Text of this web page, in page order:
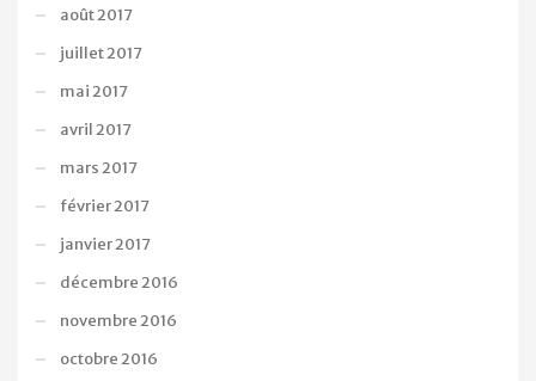
août 2017
juillet 2017
mai 2017
avril 2017
mars 2017
février 2017
janvier 2017
décembre 2016
novembre 2016
octobre 2016